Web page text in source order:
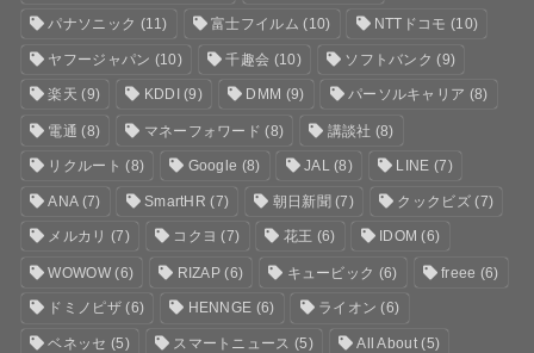
パナソニック (11) 富士フイルム (10) NTTドコモ (10)
ヤフージャパン (10) 千趣会 (10) ソフトバンク (9)
楽天 (9) KDDI (9) DMM (9) パーソルキャリア (8)
電通 (8) マネーフォワード (8) 講談社 (8)
リクルート (8) Google (8) JAL(8) LINE (7)
ANA(7) SmartHR (7) 朝日新聞 (7) クックビズ(7)
メルカリ (7) コクヨ (7) 花王 (6) IDOM (6)
WOWOW(6) RIZAP (6) キュービック (6) freee (6)
ドミノピザ(6) HENNGE (6) ライオン (6)
ベネッセ (5) スマートニュース (5) All About(5)